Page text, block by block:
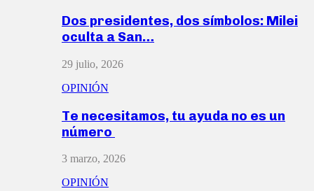
Dos presidentes, dos símbolos: Milei
oculta a San…
29 julio, 2026
OPINIÓN
Te necesitamos, tu ayuda no es un
número
3 marzo, 2026
OPINIÓN